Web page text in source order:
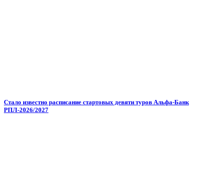
Стало известно расписание стартовых девяти туров Альфа-Банк
РПЛ-2026/2027